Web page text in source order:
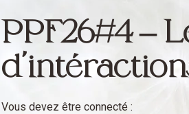
PPF26#4 –
Vous devez être connecté :